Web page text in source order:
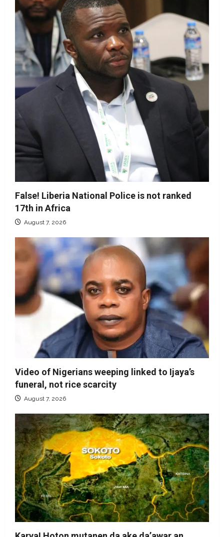
False! Liberia National Police is not ranked
17th in Africa
August 7, 2026
Video of Nigerians weeping linked to Ijaya’s
funeral, not rice scarcity
August 7, 2026